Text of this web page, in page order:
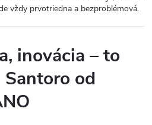
vždy prvotriedna a bezproblémová.
inovácia – to
od